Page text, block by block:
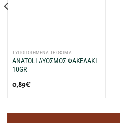
ΤΥΠΟΠΟΙΗΜΕΝΑ ΤΡΟΦΙΜΑ
ANATOLI ΔΥΟΣΜΟΣ ΦΑΚΕΛΑΚΙ
10GR
0,89€